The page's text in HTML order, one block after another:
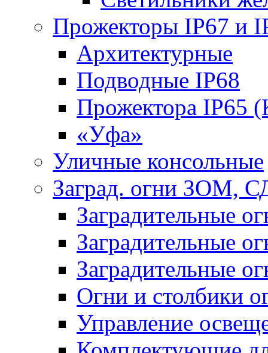
Прожекторы IP67 и
Архитектурные
Подводные IP68
Прожектора IP65
«Уфа»
Уличные консольные
Заград. огни ЗОМ,
Заградительные
Заградительные
Заградительные
Огни и столбики
Управление